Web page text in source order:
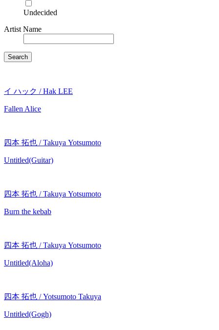
Undecided
Artist Name
Search
イ ハック / Hak LEE
Fallen Alice
四本 拓也 / Takuya Yotsumoto
Untitled(Guitar)
四本 拓也 / Takuya Yotsumoto
Burn the kebab
四本 拓也 / Takuya Yotsumoto
Untitled(Aloha)
四本 拓也 / Yotsumoto Takuya
Untitled(Gogh)